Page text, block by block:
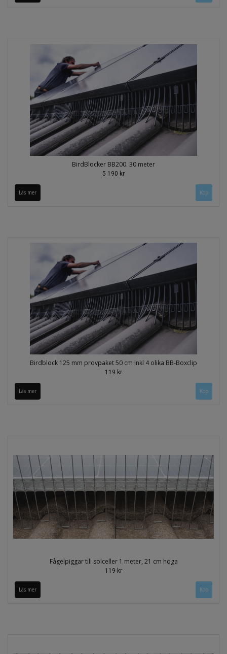
BirdBlocker BB200. 30 meter
5 190 kr
Läs mer
Birdblock 125 mm provpaket 50 cm inkl 4 olika BB-Boxclip
119 kr
Läs mer
Fågelpiggar till solceller 1 meter, 21 cm höga
119 kr
Läs mer